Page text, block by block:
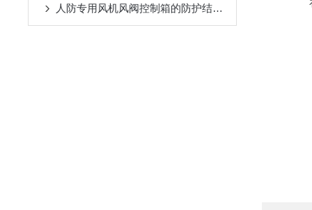
人防专用风机风阀控制箱的防护结构：防潮、防霉与抗冲击设计